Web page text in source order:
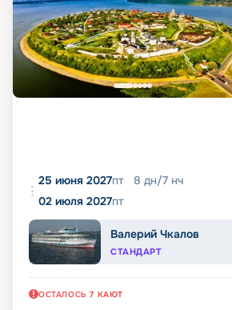
25 июня 2027пт 8 дн/7 нч
02 июля 2027пт
Валерий Чкалов
СТАНДАРТ
ОСТАЛОСЬ 7 КАЮТ